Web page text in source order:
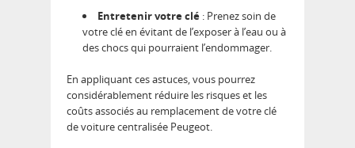
Entretenir votre clé : Prenez soin de
votre clé en évitant de l’exposer à l’eau ou à
des chocs qui pourraient l’endommager.
En appliquant ces astuces, vous pourrez
considérablement réduire les risques et les
coûts associés au remplacement de votre clé
de voiture centralisée Peugeot.